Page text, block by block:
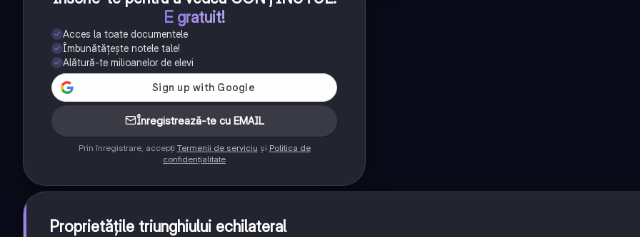
E gratuit!
Acces la toate documentele
Îmbunătățește notele tale!
Alătură-te milioanelor de elevi
Înregistrează-te cu EMAIL
Prin înregistrare, accepți Termenii de serviciu și Politica de
confidențialitate
Proprietățile triunghiului echilateral